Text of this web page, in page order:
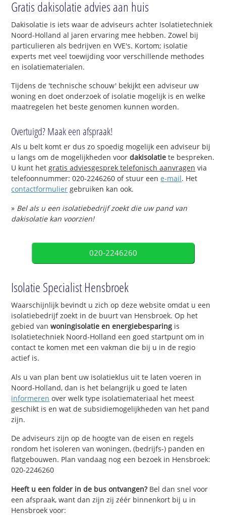
Gratis dakisolatie advies aan huis
Dakisolatie is iets waar de adviseurs achter Isolatietechniek
Noord-Holland al jaren ervaring mee hebben. Zowel bij
particulieren als bedrijven en VVE's. Kortom; isolatie
experts met veel toewijding voor verschillende methodes
en isolatiematerialen.
Tijdens de 'technische schouw' bekijkt een adviseur uw
woning en doet onderzoek of isolatie mogelijk is en welke
maatregelen het beste genomen kunnen worden.
Overtuigd? Maak een afspraak!
Als u belt komt er dus zo spoedig mogelijk een adviseur bij
u langs om de mogelijkheden voordakisolatie te bespreken.
U kunt hetgratis adviesgesprek telefonisch aanvragen via
telefoonnummer: 020-2246260 of stuur eene-mail. Het
contactformulier gebruiken kan ook.
» Bel als u een isolatiebedrijf zoekt die uw pand van
dakisolatie kan voorzien!
020-2246260
Isolatie Specialist Hensbroek
Waarschijnlijk bevindt u zich op deze website omdat u een
isolatiebedrijf zoekt in de buurt van Hensbroek. Op het
gebied vanwoningisolatie en energiebesparing is
Isolatietechniek Noord-Holland een goed startpunt om in
contact te komen met een vakman die bij u in de regio
actief is.
Als u van plan bent uw isolatieklus uit te laten voeren in
Noord-Holland, dan is het belangrijk u goed te laten
informeren over welk type isolatiemateriaal het meest
geschikt is en wat de subsidiemogelijkheden van het pand
zijn.
De adviseurs zijn op de hoogte van de eisen en regels
rondom het isoleren van woningen, (bedrijfs-) panden en
flatgebouwen. Plan vandaag nog een bezoek in Hensbroek:
020-2246260
Heeft u een folder in de bus ontvangen?Bel dan snel voor
een afspraak, want dan zijn zij zéér binnenkort bij u in
Hensbroek voor: